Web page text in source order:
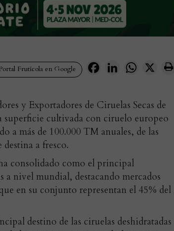
Frutícola en Google FacebookLinkedInWhatsApp
X
y Exportadores de Ciruelas Secas de
cultivada con ciruelo europeo
a más de 100.000 TM anuales, de las
a fresco.
consolidado como el principal
a nivel mundial, destacando mercados
en su conjunto representan el 45% del
destino de las ciruelas deshidratadas